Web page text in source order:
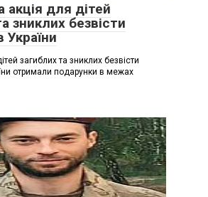
акція для дітей
зниклих безвісти
України
загиблих та зниклих безвісти
отримали подарунки в межах